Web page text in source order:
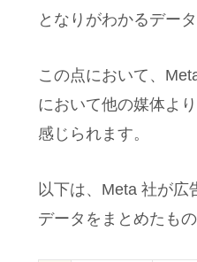
となりがわかるデー
この点において、
において他の媒体よ
感じられます。
以下は、Meta 社が広
データをまとめたもの